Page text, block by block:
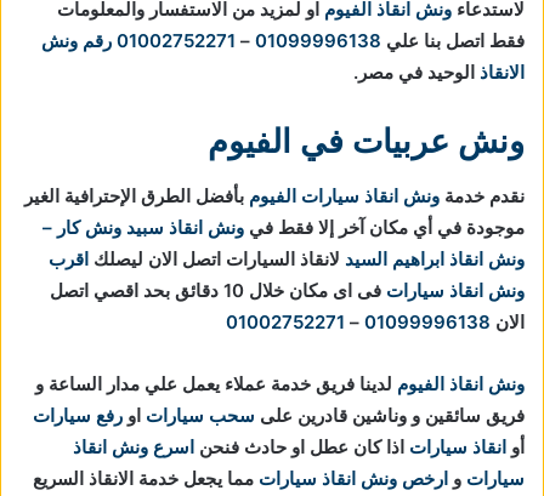
لاستدعاء ونش انقاذ الفيوم او لمزيد من الاستفسار والمعلومات
فقط اتصل بنا علي 01099996138
–
01002752271 رقم ونش
الانقاذ الوحيد في مصر.
ونش عربيات في الفيوم
نقدم خدمة ونش انقاذ سيارات الفيوم بأفضل الطرق الإحترافية الغير
موجودة في أي مكان آخر إلا فقط في ونش انقاذ سبيد ونش كار –
ونش انقاذ ابراهيم السيد لانقاذ السيارات اتصل الان ليصلك اقرب
ونش انقاذ سيارات
فى اى مكان خلال 10 دقائق بحد اقصي اتصل
الان 01099996138
–
01002752271
ونش انقاذ الفيوم لدينا فريق خدمة عملاء يعمل علي مدار الساعة و
فريق سائقين و وناشين قادرين على سحب سيارات او رفع سيارات
أو انقاذ سيارات اذا كان عطل او حادث فنحن اسرع ونش انقاذ
سيارات و ارخص ونش انقاذ سيارات مما يجعل خدمة الانقاذ السريع